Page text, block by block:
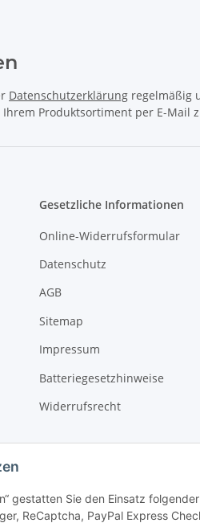
gestatten Sie den Einsatz
ReCaptcha, PayPal Express
Datenschutzerklärung regelmäßig
Produktsortiment per E-Mail
Gesetzliche Informationen
Online-Widerrufsformular
Datenschutz
AGB
Sitemap
Impressum
Batteriegesetzhinweise
Widerrufsrecht